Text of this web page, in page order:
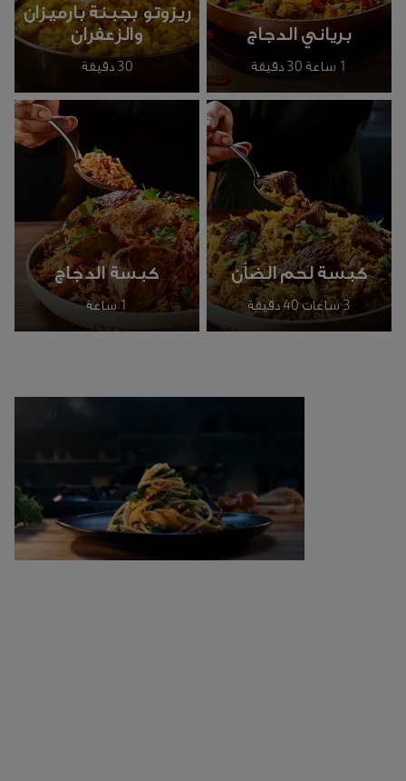
برياني الدجاج
1 ساعة 30 دقيقة
ريزوتو بجبنة بارميزان
والزعفران
30 دقيقة
كبسة لحم الضأن
3 ساعات 40 دقيقة
كبسة الدجاج
1 ساعة